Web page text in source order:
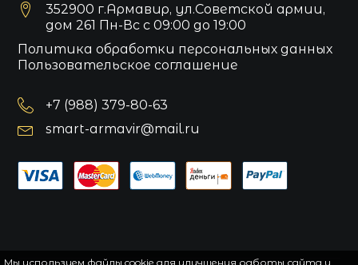
352900 г.Армавир, ул.Советской армии,
дом 261 Пн-Вс с 09:00 до 19:00
Политика обработки персональных данных
Пользовательское соглашение
+7 (988) 379-80-63
smart-armavir@mail.ru
Мы используем файлы cookie для улучшения работы сайта и